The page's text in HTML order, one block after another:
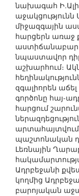
նախագահ
միջազգային
հարցերն առաջ
աստիճանաբար
նպաստավոր
աշխարհում։
զգալիորեն
գործոնը հայ-
հարցում
պաշտոնական
Լեռնային
Ադրբեջանի
կողմից
բարոյական